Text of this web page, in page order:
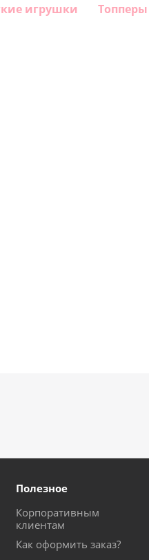
игрушки Топперы
Полезное
Корпоративным
клиентам
Как оформить заказ?